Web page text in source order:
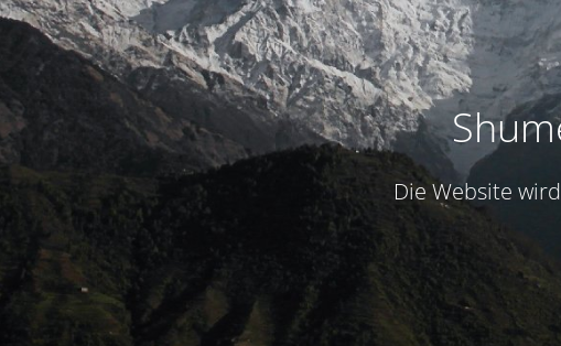
Die Website